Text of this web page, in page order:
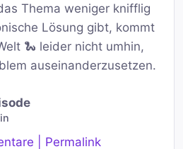
Thema weniger knifflig
Lösung gibt, kommt
🐍 leider nicht umhin,
auseinanderzusetzen.
| Permalink